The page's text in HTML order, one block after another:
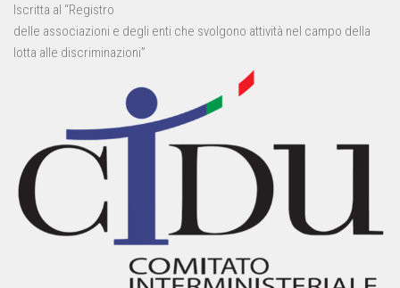
Iscritta al “Registro
delle associazioni e degli enti che svolgono attività nel campo della
lotta alle discriminazioni”